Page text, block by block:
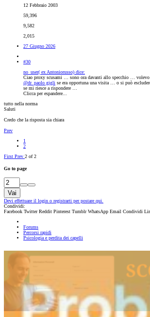
12 Febbraio 2003
59,396
9,582
2,015
27 Giugno 2026
#30
no_user( ex Antoniorusso) dice:
Ciao proxy scusami … sono ora davanti allo specchio … volevo
@dr_paolo gigli se era opportuna una visita … o si può
se mi riesce a rispondere …
Clicca per espandere...
tutto nella norma
Saluti
Credo che la risposta sia chiara
Prev
1
2
First Prev 2 of 2
Go to page
Vai
Devi effettuare il login o registrarti per postare qui.
Condividi:
Facebook Twitter Reddit Pinterest Tumblr WhatsApp Email Condividi
Forums
Percorsi rapidi
Psicologia e perdita dei capelli